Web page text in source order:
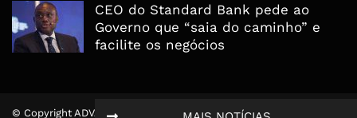
CEO do Standard Bank pede ao
Governo que “saia do caminho” e
facilite os negócios
© Copyright ADVALUE. Todos Direitos Reservados.